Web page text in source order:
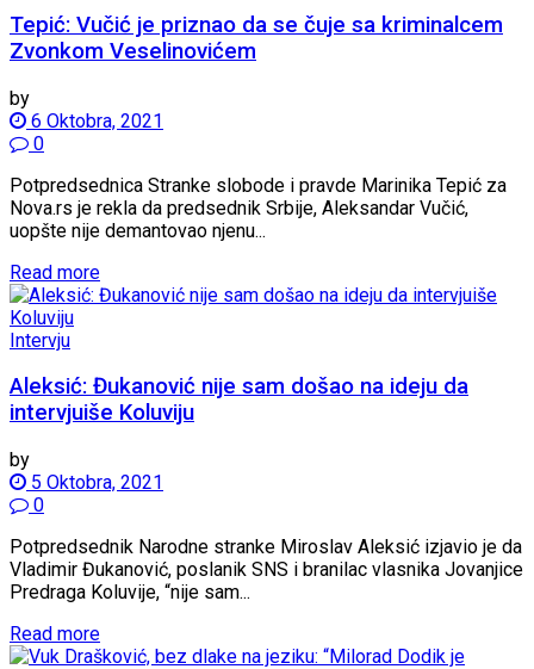
Tepić: Vučić je priznao da se čuje sa kriminalcem
Zvonkom Veselinovićem
by
6 Oktobra, 2021
0
Potpredsednica Stranke slobode i pravde Marinika Tepić za
Nova.rs je rekla da predsednik Srbije, Aleksandar Vučić,
uopšte nije demantovao njenu...
Read more
Intervju
Aleksić: Đukanović nije sam došao na ideju da
intervjuiše Koluviju
by
5 Oktobra, 2021
0
Potpredsednik Narodne stranke Miroslav Aleksić izjavio je da
Vladimir Đukanović, poslanik SNS i branilac vlasnika Jovanjice
Predraga Koluvije, “nije sam...
Read more